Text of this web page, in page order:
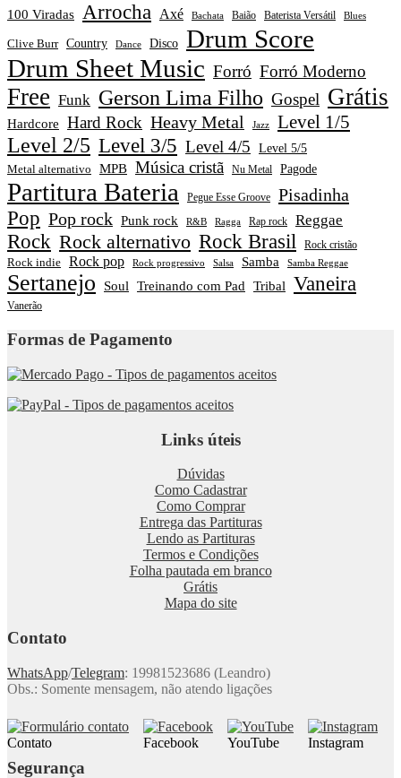
100 Viradas Arrocha Axé Bachata Baião Baterista Versátil Blues
Clive Burr Country Dance Disco Drum Score
Drum Sheet Music Forró Forró Moderno
Free Funk Gerson Lima Filho Gospel Grátis
Hardcore Hard Rock Heavy Metal Jazz Level 1/5
Level 2/5 Level 3/5 Level 4/5 Level 5/5
Metal alternativo MPB Música cristã Nu Metal Pagode
Partitura Bateria Pegue Esse Groove Pisadinha
Pop Pop rock Punk rock R&B Ragga Rap rock Reggae
Rock Rock alternativo Rock Brasil Rock cristão
Rock indie Rock pop Rock progressivo Salsa Samba Samba Reggae
Sertanejo Soul Treinando com Pad Tribal Vaneira
Vanerão
Formas de Pagamento
Links úteis
Dúvidas
Como Cadastrar
Como Comprar
Entrega das Partituras
Lendo as Partituras
Termos e Condições
Folha pautada em branco
Grátis
Mapa do site
Contato
WhatsApp/Telegram: 19981523686 (Leandro)
Obs.: Somente mensagem, não atendo ligações
Contato Facebook YouTube Instagram
Segurança